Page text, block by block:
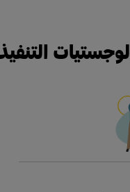
لوجستيات